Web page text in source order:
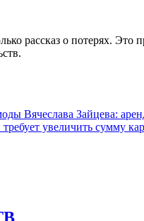
рассказ о потерях. Это
Вячеслава Зайцева:
увеличить сумму